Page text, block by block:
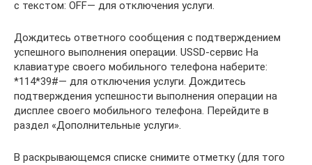
с текстом: OFF— для отключения услуги.
Дождитесь ответного сообщения с подтверждением
успешного выполнения операции. USSD-сервис На
клавиатуре своего мобильного телефона наберите:
*114*39#— для отключения услуги. Дождитесь
подтверждения успешности выполнения операции на
дисплее своего мобильного телефона. Перейдите в
раздел «Дополнительные услуги».
В раскрывающемся списке снимите отметку (для того